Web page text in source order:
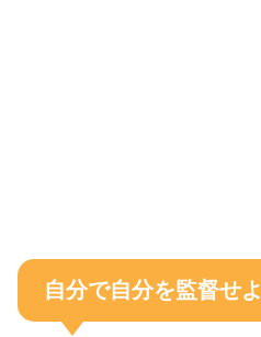
自分で自分を監督せよ